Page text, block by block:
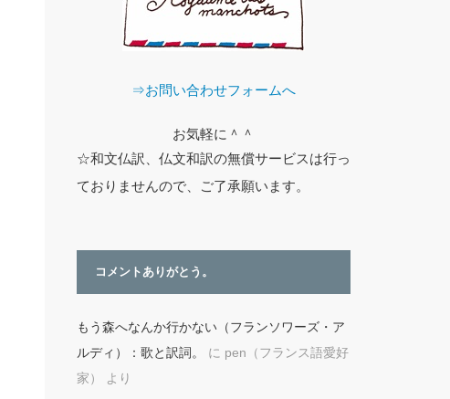
⇒お問い合わせフォームへ
お気軽に＾＾
☆和文仏訳、仏文和訳の無償サービスは行っ
ておりませんので、ご了承願います。
コメントありがとう。
もう森へなんか行かない（フランソワーズ・ア
ルディ）：歌と訳詞。
に pen（フランス語愛好
家）
より